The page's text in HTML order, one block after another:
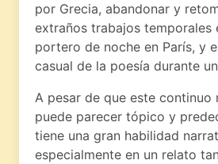
por Grecia, abandonar y
extraños trabajos temporales
portero de noche en París, y
casual de la poesía durante
A pesar de que este continuo
puede parecer tópico y
tiene una gran habilidad
especialmente en un relato